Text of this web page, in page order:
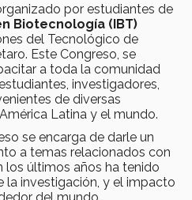
por estudiantes de
Biotecnología (IBT)
del Tecnológico de
Este Congreso, se
a toda la comunidad
investigadores,
de diversas
Latina y el mundo.
se encarga de darle un
a temas relacionados con
los últimos años ha tenido
la investigación, y el impacto